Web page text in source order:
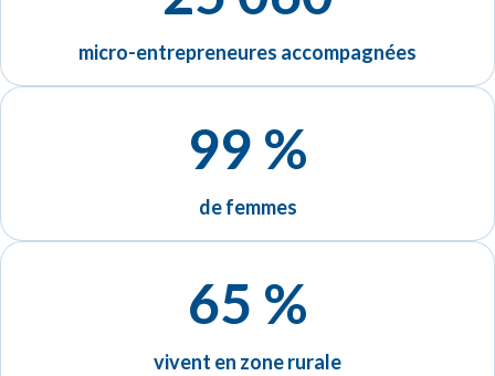
micro-entrepreneures accompagnées
99 %
de femmes
65 %
vivent en zone rurale